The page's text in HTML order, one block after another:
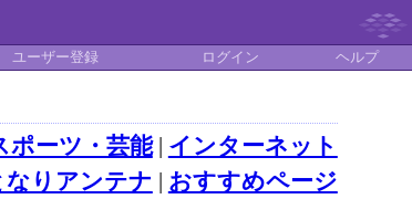
ユーザー登録 ログイン ヘルプ
ポーツ・芸能| インターネット
なりアンテナ | おすすめページ